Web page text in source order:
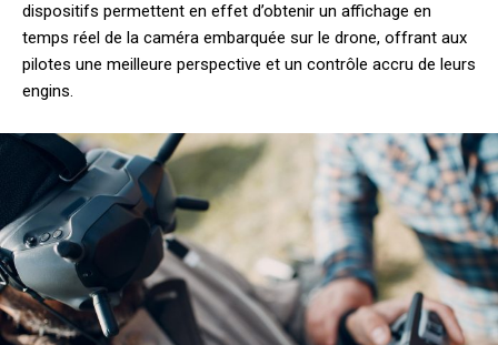
dispositifs permettent en effet d’obtenir un affichage en
temps réel de la caméra embarquée sur le drone, offrant aux
pilotes une meilleure perspective et un contrôle accru de leurs
engins.